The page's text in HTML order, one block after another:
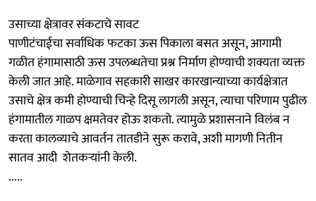
उसाच्या क्षेत्रावर संकटाचे सावट
पाणीटंचाईचा सर्वाधिक फटका ऊस पिकाला बसत असून, आगामी
गळीत हंगामासाठी ऊस उपलब्धतेचा प्रश्न निर्माण होण्याची शक्यता व्यक्त
केली जात आहे. माळेगाव सहकारी साखर कारखान्याच्या कार्यक्षेत्रात
उसाचे क्षेत्र कमी होण्याची चिन्हे दिसू लागली असून, त्याचा परिणाम पुढील
हंगामातील गाळप क्षमतेवर होऊ शकतो. त्यामुळे प्रशासनाने विलंब न
करता कालव्याचे आवर्तन तातडीने सुरू करावे, अशी मागणी नितीन
सातव आदी शेतकऱ्यांनी केली.
.....